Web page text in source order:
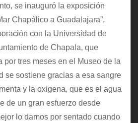
se inauguró la exposición
Chapálico a Guadalajara”,
con la Universidad de
de Chapala, que
por tres meses en el Museo de la
se sostiene gracias a esa sangre
y la oxigena, que es el agua
de un gran esfuerzo desde
lo damos por sentado cuando